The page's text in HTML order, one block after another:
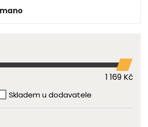
1 169 Kč
Skladem u dodavatele